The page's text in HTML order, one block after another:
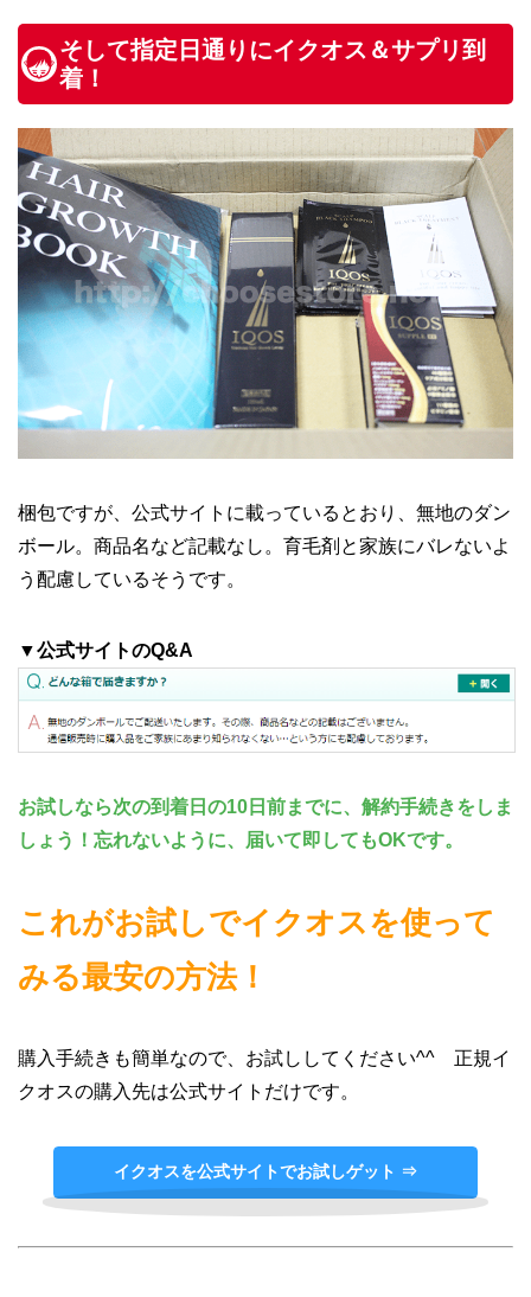
そして指定日通りにイクオス＆サプリ到
着！
梱包ですが、公式サイトに載っているとおり、無地のダン
ボール。商品名など記載なし。育毛剤と家族にバレないよ
う配慮しているそうです。
▼公式サイトのQ&A
お試しなら次の到着日の10日前までに、解約手続きをしま
しょう！忘れないように、届いて即してもOKです。
これがお試しでイクオスを使って
みる最安の方法！
購入手続きも簡単なので、お試ししてください^^ 正規イ
クオスの購入先は公式サイトだけです。
イクオスを公式サイトでお試しゲット ⇒